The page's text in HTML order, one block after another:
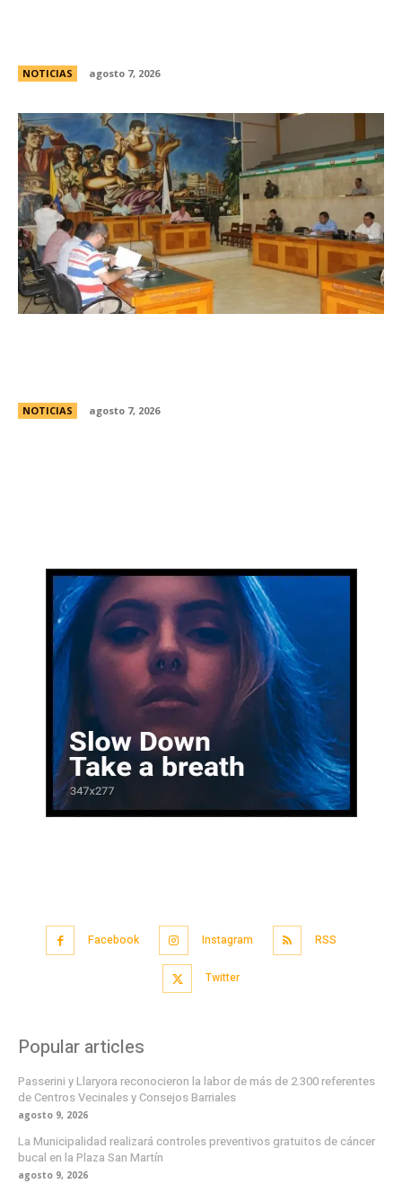
NOTICIAS agosto 7, 2026
NOTICIAS agosto 7, 2026
Facebook Instagram RSS
Twitter
Popular articles
Passerini y Llaryora reconocieron la labor de más de 2.300 referentes
de Centros Vecinales y Consejos Barriales
agosto 9, 2026
La Municipalidad realizará controles preventivos gratuitos de cáncer
bucal en la Plaza San Martín
agosto 9, 2026